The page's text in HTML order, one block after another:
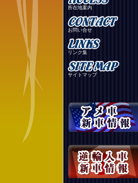
所在地案内
お問い合せ
リンク集
サイトマップ